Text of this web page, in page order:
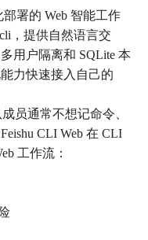
署的 Web 智能工作
，提供自然语言交
用户隔离和 SQLite 本
力快速接入自己的
员通常不想记命令、
CLI Web 在 CLI
工作流：